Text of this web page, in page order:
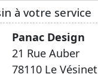
à votre service
Panac Design
21 Rue Auber
78110 Le Vésinet